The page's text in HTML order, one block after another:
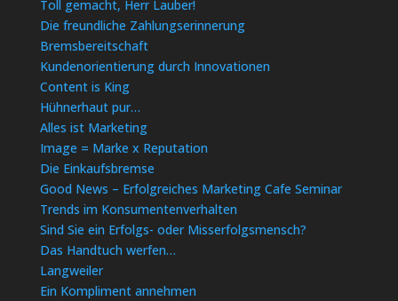
Toll gemacht, Herr Lauber!
Die freundliche Zahlungserinnerung
Bremsbereitschaft
Kundenorientierung durch Innovationen
Content is King
Hühnerhaut pur…
Alles ist Marketing
Image = Marke x Reputation
Die Einkaufsbremse
Good News – Erfolgreiches Marketing Cafe Seminar
Trends im Konsumentenverhalten
Sind Sie ein Erfolgs- oder Misserfolgsmensch?
Das Handtuch werfen…
Langweiler
Ein Kompliment annehmen